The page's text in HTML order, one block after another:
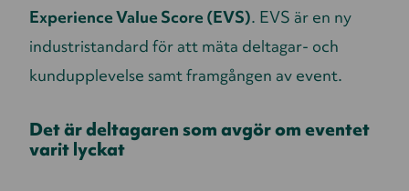
Experience Value Score (EVS). EVS är en ny
industristandard för att mäta deltagar- och
kundupplevelse samt framgången av event.
Det är deltagaren som avgör om eventet
varit lyckat